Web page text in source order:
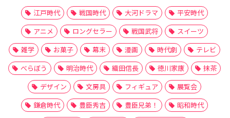
江戸時代 戦国時代 大河ドラマ
平安時代
アニメ
ロングセラー 戦国武将
スイーツ
雑学
お菓子 幕末 漫画 時代劇
テレビ
べらぼう
明治時代 織田信長 徳川家康
抹茶
デザイン
文房具 フィギュア
展覧会
鎌倉時代
豊臣秀吉 豊臣兄弟！
昭和時代